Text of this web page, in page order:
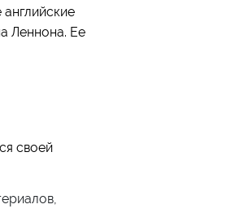
Леннона. Ее
своей